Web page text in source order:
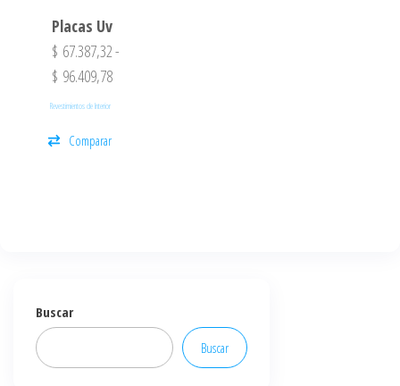
Placas Uv
$ 67.387,32-
$ 96.409,78
Revestimientos de Interior
Comparar
Buscar
Buscar